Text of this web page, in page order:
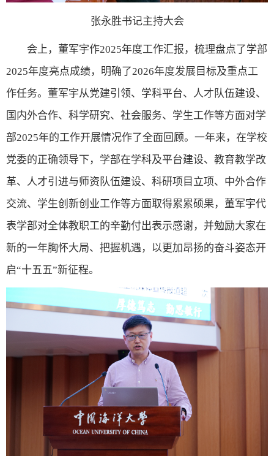
张永胜书记主持大会
会上，董军宇作2025年度工作汇报 ， 梳理盘点了学部
2025年度亮点成绩，明确了2026年度发展目标及重点工
作任务。董军宇从党建引领、学科平台、人才队伍建设、
国内外合作、科学研究、社会服务、学生工作等方面对学
部2025年的工作开展情况作了全面回顾。一年来，在学校
党委的正确领导下，学部在学科及平台建设、教育教学改
革、人才引进与师资队伍建设、科研项目立项、中外合作
交流、学生创新创业工作等方面取得累累硕果，董军宇代
表学部对全体教职工的辛勤付出表示感谢，并勉励大家在
新的一年胸怀大局、把握机遇，以更加昂扬的奋斗姿态开
启“十五五”新征程。